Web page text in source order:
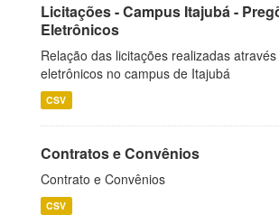
Licitações - Campus Itajubá -
Eletrônicos
Relação das licitações realizadas
eletrônicos no campus de Itajubá
CSV
Contratos e Convênios
Contrato e Convênios
CSV